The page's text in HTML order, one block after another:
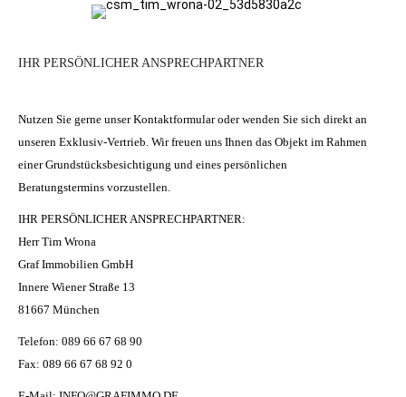
IHR PERSÖNLICHER ANSPRECHPARTNER
Nutzen Sie gerne unser Kontaktformular oder wenden Sie sich direkt an
unseren Exklusiv-Vertrieb. Wir freuen uns Ihnen das Objekt im Rahmen
einer Grundstücksbesichtigung und eines persönlichen
Beratungstermins vorzustellen.
IHR PERSÖNLICHER ANSPRECHPARTNER:
Herr Tim Wrona
Graf Immobilien GmbH
Innere Wiener Straße 13
81667 München
Telefon: 089 66 67 68 90
Fax: 089 66 67 68 92 0